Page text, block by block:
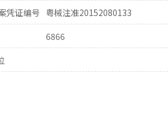
凭证编号
粤械注准20152080133
6866